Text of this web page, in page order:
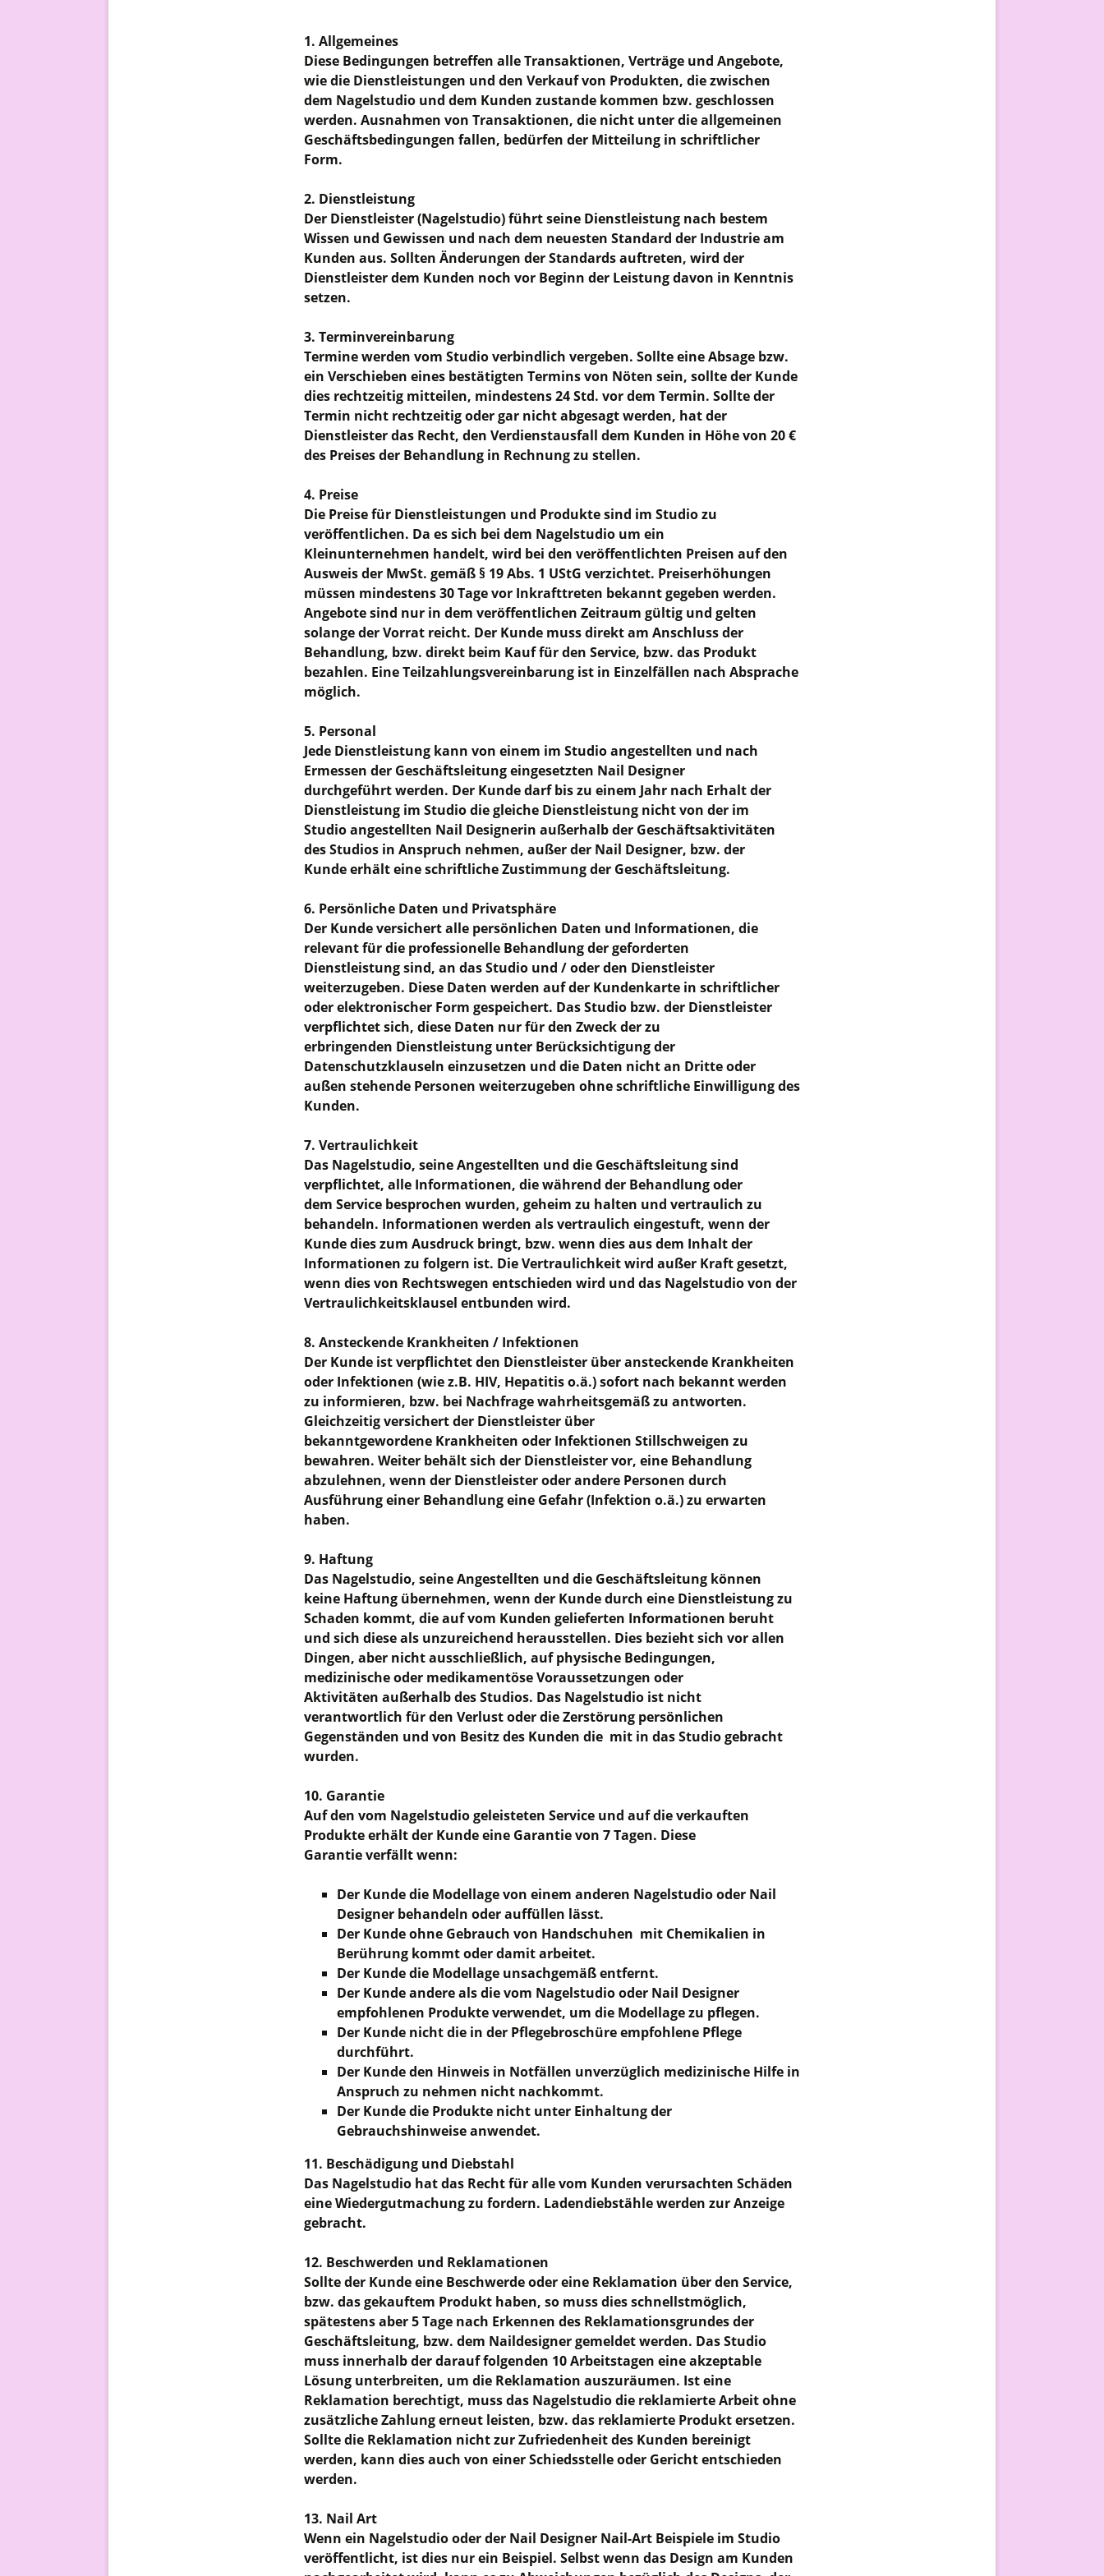
1. Allgemeines
Diese Bedingungen betreffen alle Transaktionen, Verträge und Angebote,
wie die Dienstleistungen und den Verkauf von Produkten, die zwischen
dem Nagelstudio und dem Kunden zustande kommen bzw. geschlossen
werden. Ausnahmen von Transaktionen, die nicht unter die allgemeinen
Geschäftsbedingungen fallen, bedürfen der Mitteilung in schriftlicher
Form.
2. Dienstleistung
Der Dienstleister (Nagelstudio) führt seine Dienstleistung nach bestem
Wissen und Gewissen und nach dem neuesten Standard der Industrie am
Kunden aus. Sollten Änderungen der Standards auftreten, wird der
Dienstleister dem Kunden noch vor Beginn der Leistung davon in Kenntnis
setzen.
3. Terminvereinbarung
Termine werden vom Studio verbindlich vergeben. Sollte eine Absage bzw.
ein Verschieben eines bestätigten Termins von Nöten sein, sollte der Kunde
dies rechtzeitig mitteilen, mindestens 24 Std. vor dem Termin. Sollte der
Termin nicht rechtzeitig oder gar nicht abgesagt werden, hat der
Dienstleister das Recht, den Verdienstausfall dem Kunden in Höhe von 20 €
des Preises der Behandlung in Rechnung zu stellen.
4. Preise
Die Preise für Dienstleistungen und Produkte sind im Studio zu
veröffentlichen. Da es sich bei dem Nagelstudio um ein
Kleinunternehmen handelt, wird bei den veröffentlichten Preisen auf den
Ausweis der MwSt. gemäß § 19 Abs. 1 UStG verzichtet. Preiserhöhungen
müssen mindestens 30 Tage vor Inkrafttreten bekannt gegeben werden.
Angebote sind nur in dem veröffentlichen Zeitraum gültig und gelten
solange der Vorrat reicht. Der Kunde muss direkt am Anschluss der
Behandlung, bzw. direkt beim Kauf für den Service, bzw. das Produkt
bezahlen. Eine Teilzahlungsvereinbarung ist in Einzelfällen nach Absprache
möglich.
5. Personal
Jede Dienstleistung kann von einem im Studio angestellten und nach
Ermessen der Geschäftsleitung eingesetzten Nail Designer
durchgeführt werden. Der Kunde darf bis zu einem Jahr nach Erhalt der
Dienstleistung im Studio die gleiche Dienstleistung nicht von der im
Studio angestellten Nail Designerin außerhalb der Geschäftsaktivitäten
des Studios in Anspruch nehmen, außer der Nail Designer, bzw. der
Kunde erhält eine schriftliche Zustimmung der Geschäftsleitung.
6. Persönliche Daten und Privatsphäre
Der Kunde versichert alle persönlichen Daten und Informationen, die
relevant für die professionelle Behandlung der geforderten
Dienstleistung sind, an das Studio und / oder den Dienstleister
weiterzugeben. Diese Daten werden auf der Kundenkarte in schriftlicher
oder elektronischer Form gespeichert. Das Studio bzw. der Dienstleister
verpflichtet sich, diese Daten nur für den Zweck der zu
erbringenden Dienstleistung unter Berücksichtigung der
Datenschutzklauseln einzusetzen und die Daten nicht an Dritte oder
außen stehende Personen weiterzugeben ohne schriftliche Einwilligung des
Kunden.
7. Vertraulichkeit
Das Nagelstudio, seine Angestellten und die Geschäftsleitung sind
verpflichtet, alle Informationen, die während der Behandlung oder
dem Service besprochen wurden, geheim zu halten und vertraulich zu
behandeln. Informationen werden als vertraulich eingestuft, wenn der
Kunde dies zum Ausdruck bringt, bzw. wenn dies aus dem Inhalt der
Informationen zu folgern ist. Die Vertraulichkeit wird außer Kraft gesetzt,
wenn dies von Rechtswegen entschieden wird und das Nagelstudio von der
Vertraulichkeitsklausel entbunden wird.
8. Ansteckende Krankheiten / Infektionen
Der Kunde ist verpflichtet den Dienstleister über ansteckende Krankheiten
oder Infektionen (wie z.B. HIV, Hepatitis o.ä.) sofort nach bekannt werden
zu informieren, bzw. bei Nachfrage wahrheitsgemäß zu antworten.
Gleichzeitig versichert der Dienstleister über
bekanntgewordene Krankheiten oder Infektionen Stillschweigen zu
bewahren. Weiter behält sich der Dienstleister vor, eine Behandlung
abzulehnen, wenn der Dienstleister oder andere Personen durch
Ausführung einer Behandlung eine Gefahr (Infektion o.ä.) zu erwarten
haben.
9. Haftung
Das Nagelstudio, seine Angestellten und die Geschäftsleitung können
keine Haftung übernehmen, wenn der Kunde durch eine Dienstleistung zu
Schaden kommt, die auf vom Kunden gelieferten Informationen beruht
und sich diese als unzureichend herausstellen. Dies bezieht sich vor allen
Dingen, aber nicht ausschließlich, auf physische Bedingungen,
medizinische oder medikamentöse Voraussetzungen oder
Aktivitäten außerhalb des Studios. Das Nagelstudio ist nicht
verantwortlich für den Verlust oder die Zerstörung persönlichen
Gegenständen und von Besitz des Kunden die mit in das Studio gebracht
wurden.
10. Garantie
Auf den vom Nagelstudio geleisteten Service und auf die verkauften
Produkte erhält der Kunde eine Garantie von 7 Tagen. Diese
Garantie verfällt wenn:
Der Kunde die Modellage von einem anderen Nagelstudio oder Nail
Designer behandeln oder auffüllen lässt.
Der Kunde ohne Gebrauch von Handschuhen mit Chemikalien in
Berührung kommt oder damit arbeitet.
Der Kunde die Modellage unsachgemäß entfernt.
Der Kunde andere als die vom Nagelstudio oder Nail Designer
empfohlenen Produkte verwendet, um die Modellage zu pflegen.
Der Kunde nicht die in der Pflegebroschüre empfohlene Pflege
durchführt.
Der Kunde den Hinweis in Notfällen unverzüglich medizinische Hilfe in
Anspruch zu nehmen nicht nachkommt.
Der Kunde die Produkte nicht unter Einhaltung der
Gebrauchshinweise anwendet.
11. Beschädigung und Diebstahl
Das Nagelstudio hat das Recht für alle vom Kunden verursachten Schäden
eine Wiedergutmachung zu fordern. Ladendiebstähle werden zur Anzeige
gebracht.
12. Beschwerden und Reklamationen
Sollte der Kunde eine Beschwerde oder eine Reklamation über den Service,
bzw. das gekauftem Produkt haben, so muss dies schnellstmöglich,
spätestens aber 5 Tage nach Erkennen des Reklamationsgrundes der
Geschäftsleitung, bzw. dem Naildesigner gemeldet werden. Das Studio
muss innerhalb der darauf folgenden 10 Arbeitstagen eine akzeptable
Lösung unterbreiten, um die Reklamation auszuräumen. Ist eine
Reklamation berechtigt, muss das Nagelstudio die reklamierte Arbeit ohne
zusätzliche Zahlung erneut leisten, bzw. das reklamierte Produkt ersetzen.
Sollte die Reklamation nicht zur Zufriedenheit des Kunden bereinigt
werden, kann dies auch von einer Schiedsstelle oder Gericht entschieden
werden.
13. Nail Art
Wenn ein Nagelstudio oder der Nail Designer Nail-Art Beispiele im Studio
veröffentlicht, ist dies nur ein Beispiel. Selbst wenn das Design am Kunden